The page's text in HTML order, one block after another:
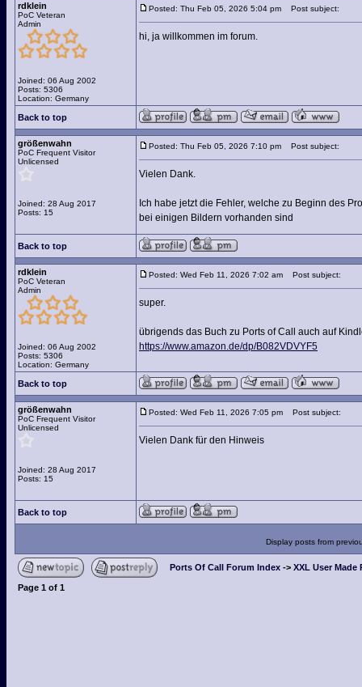
rdklein
PoC Veteran
Admin
Joined: 06 Aug 2002
Posts: 5306
Location: Germany
Posted: Thu Feb 05, 2026 5:04 pm Post subject:
hi, ja willkommen im forum.
Back to top
größenwahn
PoC Frequent Visitor
Unlicensed
Joined: 28 Aug 2017
Posts: 15
Posted: Thu Feb 05, 2026 7:10 pm Post subject:
Vielen Dank.
Ich habe jetzt die Fehler, welche zu Beginn des
bei einigen Bildern vorhanden sind
Back to top
rdklein
PoC Veteran
Admin
Joined: 06 Aug 2002
Posts: 5306
Location: Germany
Posted: Wed Feb 11, 2026 7:02 am Post subject:
super.
übrigends das Buch zu Ports of Call auch auf
https://www.amazon.de/dp/B082VDVYF5
Back to top
größenwahn
PoC Frequent Visitor
Unlicensed
Joined: 28 Aug 2017
Posts: 15
Posted: Wed Feb 11, 2026 7:05 pm Post subject:
Vielen Dank für den Hinweis
Back to top
Display posts from
Ports Of Call Forum Index -> XXL User Made
Page 1 of 1